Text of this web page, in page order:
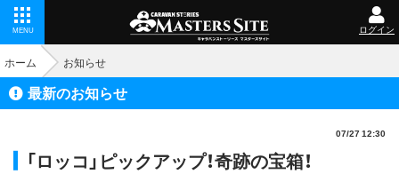
MENU ログイン
ホーム お知らせ
最新のお知らせ
07/27 12:30
「ロッコ」ピックアップ！奇跡の宝箱！